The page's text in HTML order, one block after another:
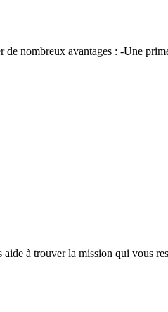
nombreux avantages : -Une
à trouver la mission qui vous